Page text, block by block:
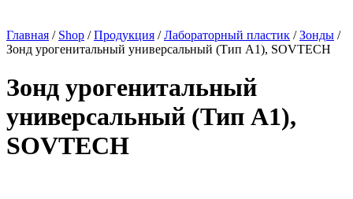
Главная / Shop /Продукция /Лабораторный пластик /Зонды /
Зонд урогенитальный универсальный (Тип А1), SOVTECH
Зонд урогенитальный
универсальный (Тип А1),
SOVTECH